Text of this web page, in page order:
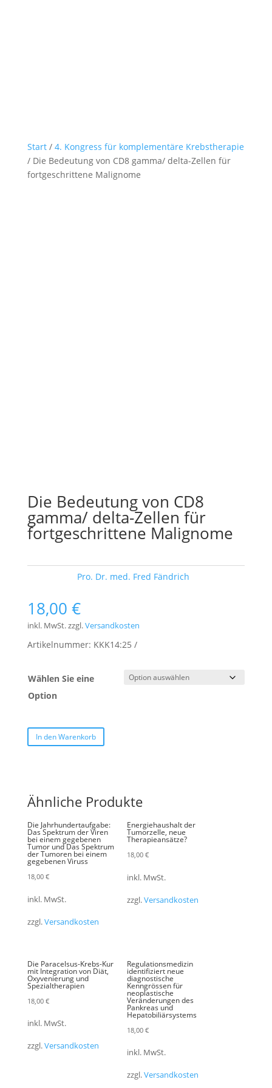
Start/ 4. Kongress für komplementäre Krebstherapie
/ Die Bedeutung von CD8 gamma/ delta-Zellen für
fortgeschrittene Malignome
Die Bedeutung von CD8
gamma/ delta-Zellen für
fortgeschrittene Malignome
Pro. Dr. med. Fred Fändrich
18,00 €
inkl. MwSt.zzgl.Versandkosten
Artikelnummer: KKK14:25
Wählen Sie eine
Option
In den Warenkorb
Ähnliche Produkte
Die Jahrhundertaufgabe:
Das Spektrum der Viren
bei einem gegebenen
Tumor und Das Spektrum
der Tumoren bei einem
gegebenen Viruss
18,00 €
inkl. MwSt.
zzgl.Versandkosten
Energiehaushalt der
Tumorzelle, neue
Therapieansätze?
18,00 €
inkl. MwSt.
zzgl.Versandkosten
Die Paracelsus-Krebs-Kur
mit Integration von Diät,
Oxyvenierung und
Spezialtherapien
18,00 €
inkl. MwSt.
zzgl.Versandkosten
Regulationsmedizin
identifiziert neue
diagnostische
Kenngrössen für
neoplastische
Veränderungen des
Pankreas und
Hepatobiliärsystems
18,00 €
inkl. MwSt.
zzgl.Versandkosten